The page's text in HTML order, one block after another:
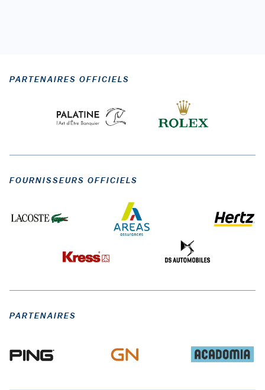
PARTENAIRES OFFICIELS
FOURNISSEURS OFFICIELS
PARTENAIRES